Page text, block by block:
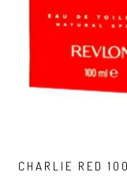
CHARLIE RED